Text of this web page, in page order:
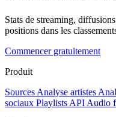
Stats de streaming,
positions dans les
Commencer gratuitement
Produit
Sources Analyse artistes
sociaux Playlists API Audio